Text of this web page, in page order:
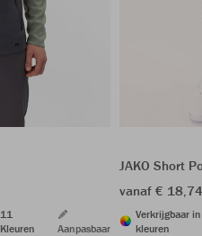
11
Kleuren
Aanpasbaar
JAKO Short
vanaf €
Verkrijgbaar
kleuren